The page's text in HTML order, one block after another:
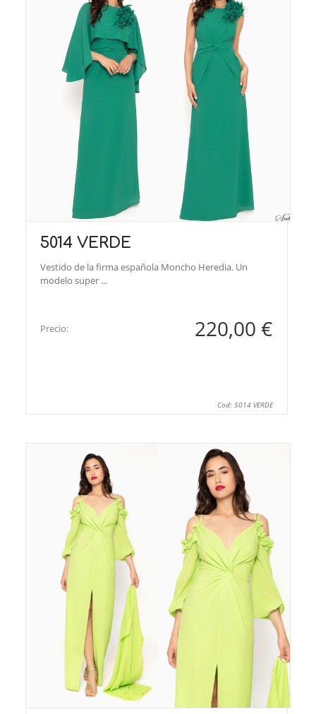
5014 VERDE
Vestido de la firma española Moncho Heredia. Un
modelo super ...
Precio: 220,00 €
Cod: 5014 VERDE